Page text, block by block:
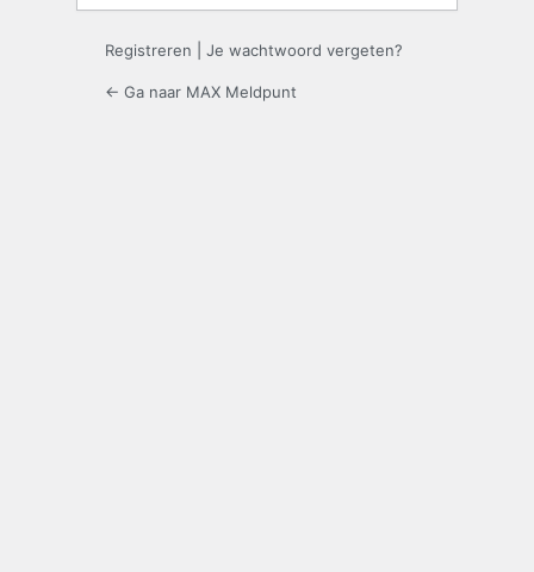
Registreren Je wachtwoord vergeten?
← Ga naar MAX Meldpunt